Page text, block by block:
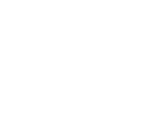
dan chat dengan saya